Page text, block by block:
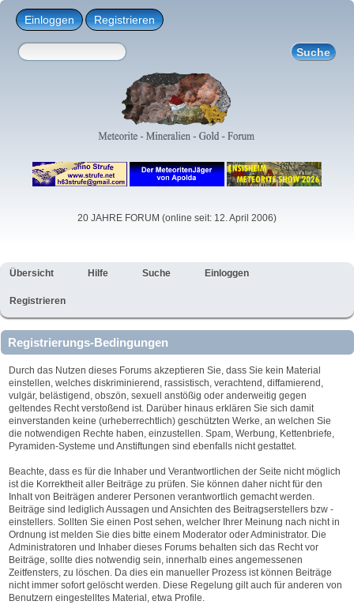
Einloggen Registrieren
20 JAHRE FORUM (online seit: 12. April 2006)
Übersicht Hilfe Suche Einloggen
Registrieren
Registrierungs-Bedingungen
Durch das Nutzen dieses Forums akzeptieren Sie, dass Sie kein Material
einstellen, welches diskriminierend, rassistisch, verachtend, diffamierend,
vulgär, belästigend, obszön, sexuell anstößig oder anderweitig gegen
geltendes Recht verstoßend ist. Darüber hinaus erklären Sie sich damit
einverstanden keine (urheberrechtlich) geschützten Werke, an welchen Sie
die notwendigen Rechte haben, einzustellen. Spam, Werbung, Kettenbriefe,
Pyramiden-Systeme und Anstiftungen sind ebenfalls nicht gestattet.
Beachte, dass es für die Inhaber und Verantwortlichen der Seite nicht möglich
ist die Korrektheit aller Beiträge zu prüfen. Sie können daher nicht für den
Inhalt von Beiträgen anderer Personen verantwortlich gemacht werden.
Beiträge sind lediglich Aussagen und Ansichten des Beitragserstellers bzw -
einstellers. Sollten Sie einen Post sehen, welcher Ihrer Meinung nach nicht in
Ordnung ist melden Sie dies bitte einem Moderator oder Administrator. Die
Administratoren und Inhaber dieses Forums behalten sich das Recht vor
Beiträge, sollte dies notwendig sein, innerhalb eines angemessenen
Zeitfensters, zu löschen. Da dies ein manueller Prozess ist können Beiträge
nicht immer sofort gelöscht werden. Diese Regelung gilt auch für anderen von
Benutzern eingestelltes Material, etwa Profile.